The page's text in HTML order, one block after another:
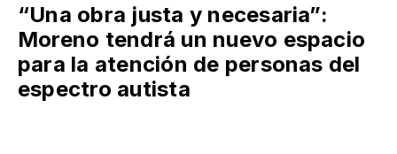
“Una obra justa y necesaria”:
Moreno tendrá un nuevo espacio
para la atención de personas del
espectro autista